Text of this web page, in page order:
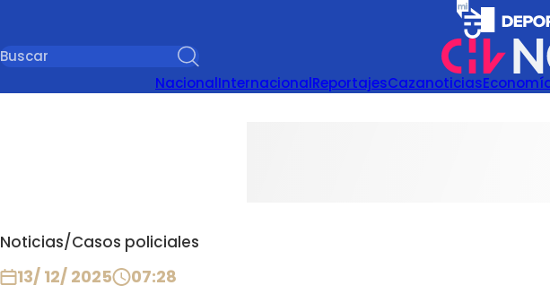
NacionalInternacionalReportajesCazanoticias
Noticias/Casos policiales
13/ 12/ 2025 07:28